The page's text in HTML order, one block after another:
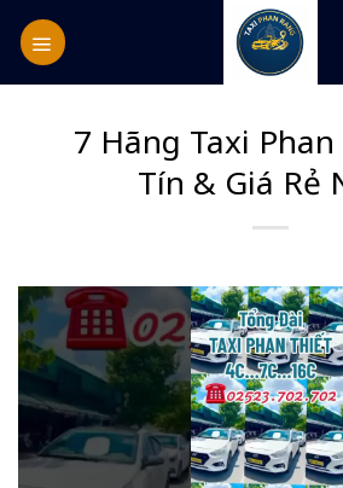
Skip
to
content
7 Hãng Taxi
Tín & Giá Rẻ